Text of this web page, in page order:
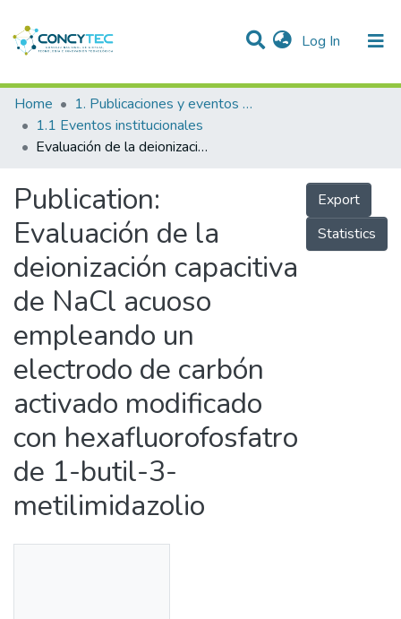
Log In (current)
Communities & Collections
Research Outputs
People
Statistics
Home
1. Publicaciones y eventos institucionales
1.1 Eventos institucionales
Evaluación de la deionización capacitiva de NaCl acuoso empleando un electrodo de carbón activado modificado con hexafluorofosfatro de 1-butil-3-metilimidazolio
Publication:
Evaluación de la
deionización capacitiva
de NaCl acuoso
empleando un
electrodo de carbón
activado modificado
con hexafluorofosfatro
de 1-butil-3-
metilimidazolio
Export
Statistics